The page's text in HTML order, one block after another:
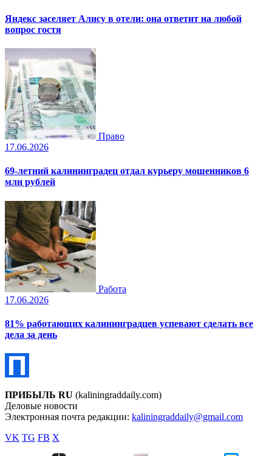
Яндекс заселяет Алису в отели: она ответит на любой
вопрос гостя
Право
17.06.2026
69-летний калининградец отдал курьеру мошенников 6
млн рублей
Работа
17.06.2026
81% работающих калининградцев успевают сделать все
дела за день
ПРИБЫЛЬ RU (kaliningraddaily.com)
Деловые новости
Электронная почта редакции: kaliningraddaily@gmail.com
VK TG FB X